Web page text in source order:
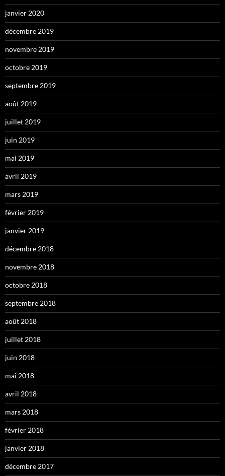
janvier 2020
décembre 2019
novembre 2019
octobre 2019
septembre 2019
août 2019
juillet 2019
juin 2019
mai 2019
avril 2019
mars 2019
février 2019
janvier 2019
décembre 2018
novembre 2018
octobre 2018
septembre 2018
août 2018
juillet 2018
juin 2018
mai 2018
avril 2018
mars 2018
février 2018
janvier 2018
décembre 2017